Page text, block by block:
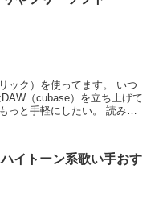
ック）を使ってます。 いつ
（cubase）を立ち上げて
っと手軽にしたい。 読み込
ハイトーン系歌い手おす